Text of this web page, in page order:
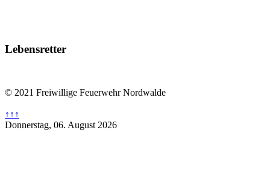
Lebensretter
© 2021 Freiwillige Feuerwehr Nordwalde
↑↑↑
Donnerstag, 06. August 2026